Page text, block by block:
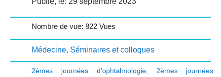
Nombre de vue: 822 Vues
Médecine, Séminaires et colloques
2èmes journées d'ophtalmologie, 2èmes journées